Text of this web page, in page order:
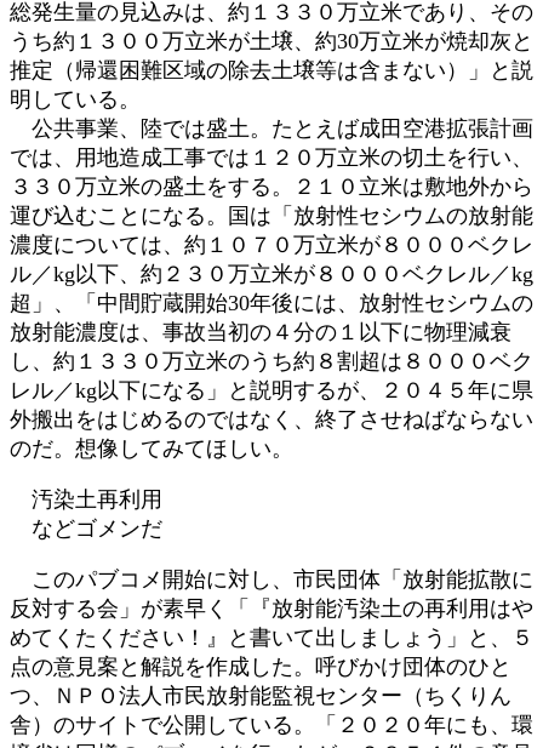
総発生量の見込みは、約１３３０万立米であり、その
うち約１３００万立米が土壌、約30万立米が焼却灰と
推定（帰還困難区域の除去土壌等は含まない）」と説
明している。
公共事業、陸では盛土。たとえば成田空港拡張計画
では、用地造成工事では１２０万立米の切土を行い、
３３０万立米の盛土をする。２１０立米は敷地外から
運び込むことになる。国は「放射性セシウムの放射能
濃度については、約１０７０万立米が８０００ベクレ
ル／kg以下、約２３０万立米が８０００ベクレル／kg
超」、「中間貯蔵開始30年後には、放射性セシウムの
放射能濃度は、事故当初の４分の１以下に物理減衰
し、約１３３０万立米のうち約８割超は８０００ベク
レル／kg以下になる」と説明するが、２０４５年に県
外搬出をはじめるのではなく、終了させねばならない
のだ。想像してみてほしい。
汚染土再利用
などゴメンだ
このパブコメ開始に対し、市民団体「放射能拡散に
反対する会」が素早く「『放射能汚染土の再利用はや
めてくたください！』と書いて出しましょう」と、５
点の意見案と解説を作成した。呼びかけ団体のひと
つ、ＮＰＯ法人市民放射能監視センター（ちくりん
舎）のサイトで公開している。「２０２０年にも、環